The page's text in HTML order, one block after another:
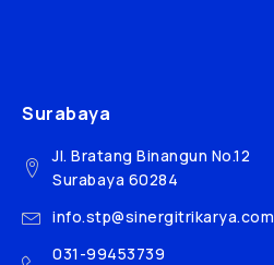
Surabaya
Jl. Bratang Binangun No.12
Surabaya 60284
info.stp@sinergitrikarya.com
031-99453739